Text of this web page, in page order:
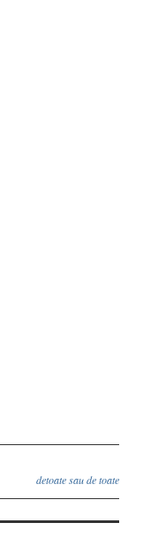
detoate sau de toate